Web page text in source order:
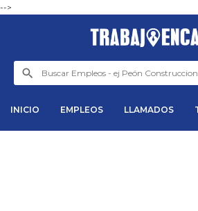
-->
INICIO EMPLEOS LLAMADOS